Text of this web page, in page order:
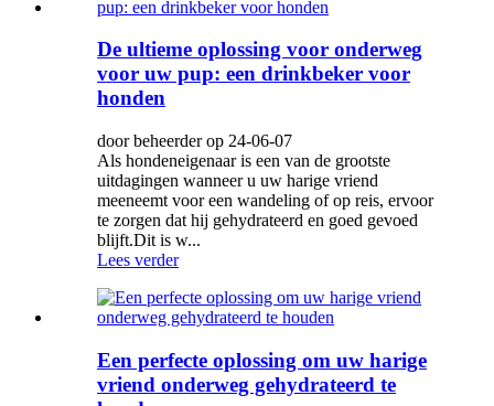
De ultieme oplossing voor onderweg
voor uw pup: een drinkbeker voor
honden
door beheerder op 24-06-07
Als hondeneigenaar is een van de grootste
uitdagingen wanneer u uw harige vriend
meeneemt voor een wandeling of op reis, ervoor
te zorgen dat hij gehydrateerd en goed gevoed
blijft.Dit is w...
Lees verder
Een perfecte oplossing om uw harige
vriend onderweg gehydrateerd te